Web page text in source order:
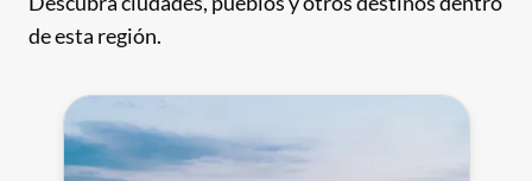
de esta región.